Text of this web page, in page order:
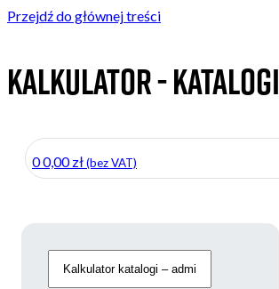
Przejdź do głównej treści
Kalkulator - Katalogi
00,00zł(bez VAT)